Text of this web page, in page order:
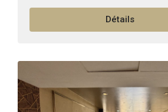
Nord Superficie : 120 m² répartis
Détails